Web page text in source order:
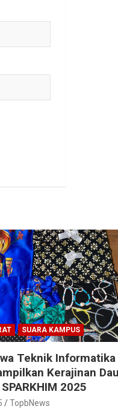
SUARA KAMPUS
Teknik Informatika
Kerajinan
2025
TopbNews